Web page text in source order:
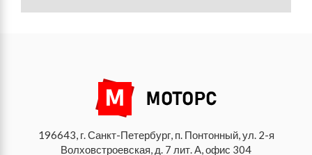
196643, г. Санкт-Петербург, п. Понтонный, ул. 2-я
Волховстроевская, д. 7 лит. А, офис 304